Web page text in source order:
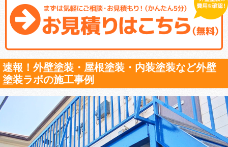
速報！外壁塗装・屋根塗装・内装塗装など外壁
塗装ラボの施工事例